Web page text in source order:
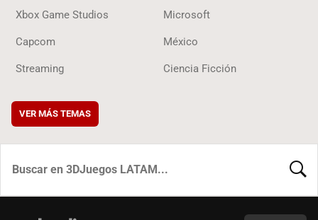
Xbox Game Studios Microsoft
Capcom México
Streaming Ciencia Ficción
VER MÁS TEMAS